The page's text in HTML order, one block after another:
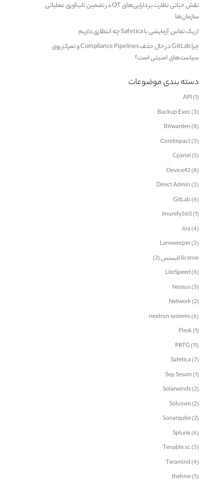
نقش حیاتی نظارت بر دارایی‌های OT در تضمین تاب‌آوری عملیاتی
سازمان‌ها
از یک تماس آزمایشی با Safetica چه انتظاری داریم
چرا GitLab در حال حذف Compliance Pipelines و تمرکز روی
سیاست‌های امنیتی است؟
دسته بندی موضوعات
API(1)
Backup Exec(3)
Bitwarden(8)
CoreImpact(3)
Cpanel(5)
Device42(8)
Direct Admin(3)
GitLab(6)
Imunify360(1)
Jira(4)
Lansweeper(3)
license لایسنس
(2)
LiteSpeed(6)
Nessus(3)
Network(2)
nextron systems(6)
Plesk(1)
PRTG(11)
Safetica(7)
Sep Sesam(1)
Solarwinds(2)
Solusvm(2)
Sonarqube(2)
Splunk(6)
Tenable.sc(3)
Teramind(4)
thehive(5)